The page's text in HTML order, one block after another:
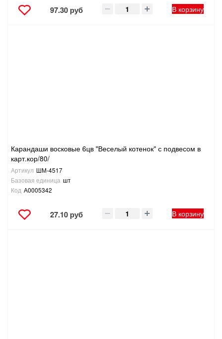
97.30 руб В корзину
Карандаши восковые 6цв "Веселый котенок" с подвесом в
карт.кор/80/
Артикул ШМ-4517
Базовая единица шт
Код А0005342
27.10 руб В корзину